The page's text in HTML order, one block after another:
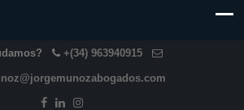
+(34) 963940915